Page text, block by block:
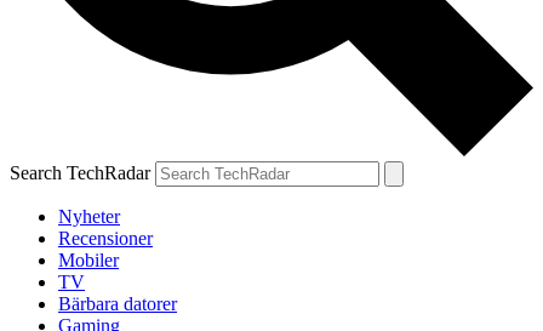
Search TechRadar
Nyheter
Recensioner
Mobiler
TV
Bärbara datorer
Gaming